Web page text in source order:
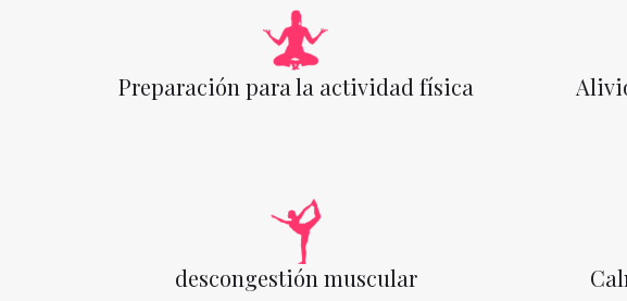
Preparación para la actividad física
descongestión muscular